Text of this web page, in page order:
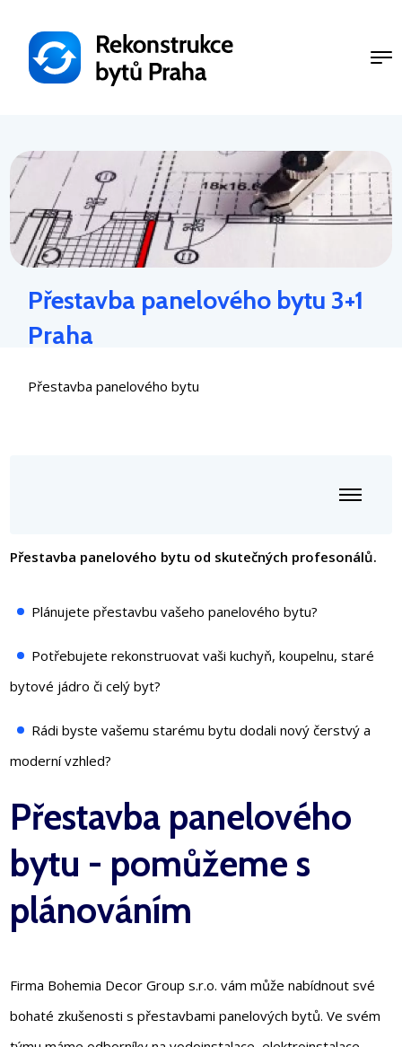
hlavnímu
obsahu
Přestavba panelového bytu 3+1
Praha
Přestavba panelového bytu
​Přestavba panelového bytu od skutečných profesonálů.
Plánujete přestavbu vašeho panelového bytu?
Potřebujete rekonstruovat vaši kuchyň, koupelnu, staré
bytové jádro či celý byt?
Rádi byste vašemu starému bytu dodali nový čerstvý a
moderní vzhled?
Přestavba panelového
bytu - pomůžeme s
plánováním
Firma Bohemia Decor Group s.r.o. vám může nabídnout své
bohaté zkušenosti s přestavbami panelových bytů. Ve svém